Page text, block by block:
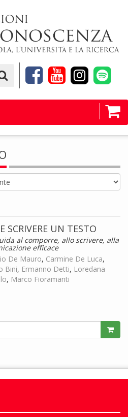
SCRIVERE UN TESTO
al comporre, allo scrivere, alla
efficace
De Mauro, Carmine De Luca,
Bini, Ermanno Detti, Loredana
, Marco Fioramanti